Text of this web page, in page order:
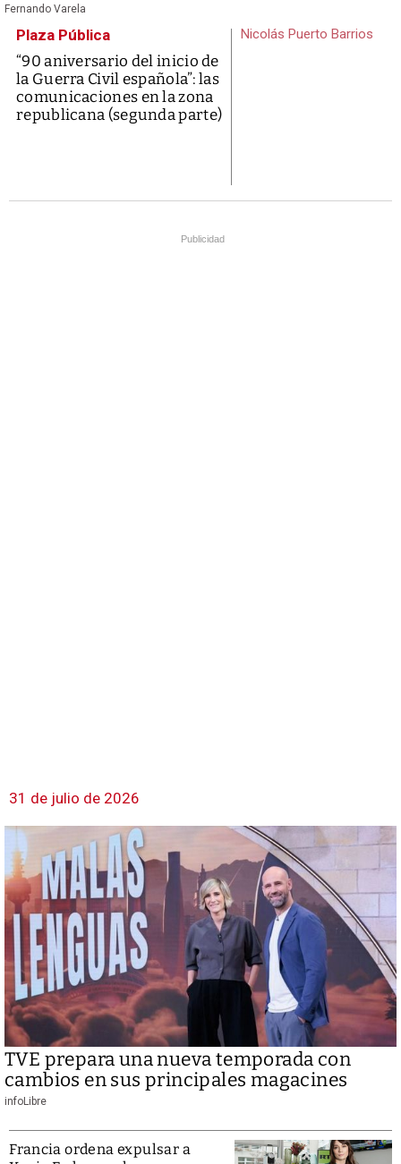
Fernando Varela
Plaza Pública
“90 aniversario del inicio de
la Guerra Civil española”: las
comunicaciones en la zona
republicana (segunda parte)
Nicolás Puerto Barrios
Publicidad
31 de julio de 2026
TVE prepara una nueva temporada con
cambios en sus principales magacines
infoLibre
Francia ordena expulsar a